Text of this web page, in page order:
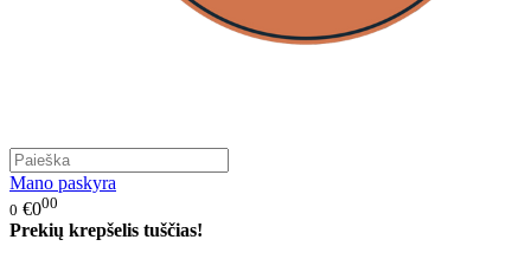
Mano paskyra
0 €000
Prekių krepšelis tuščias!